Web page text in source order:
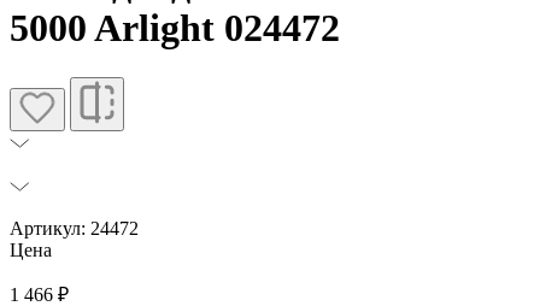
5000 Arlight 024472
Артикул: 24472
Цена
1 466 ₽